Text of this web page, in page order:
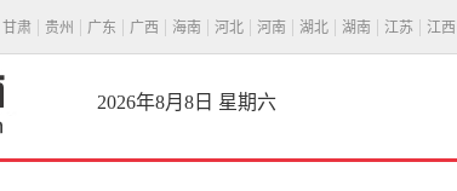
甘肃 贵州 广东 广西 海南 河北 河南 湖北 湖南 江苏 江西
2026年8月8日 星期六